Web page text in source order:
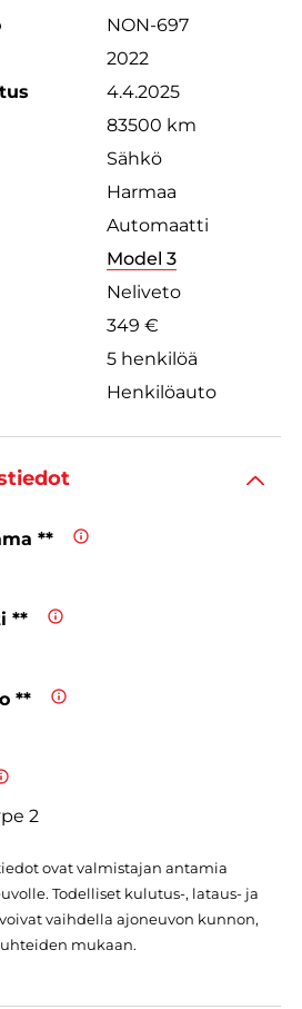
NON-697
2022
4.4.2025
83500 km
Sähkö
Harmaa
Automaatti
Model 3
Neliveto
349 €
5 henkilöä
Henkilöauto
**
**
**
2
ovat valmistajan antamia
Todelliset kulutus-, lataus- ja
vaihdella ajoneuvon kunnon,
mukaan.